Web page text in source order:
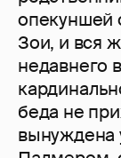
опекуншей
Зои, и вся
недавнего
беда не
вынуждена